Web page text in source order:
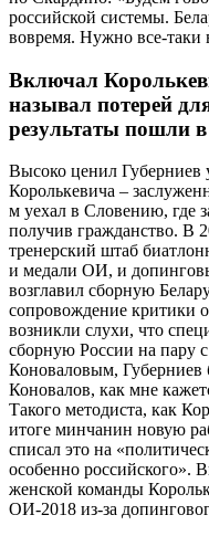
российской системы.
вовремя. Нужно все-таки
Включал
называл потерей
результаты пошли
Высоко ценил
Королькевича –
м уехал в Словению, где
получив гражданство. В
тренерский штаб
и медали ОИ, и
возглавил сборную
сопровождение критики
возникли слухи, что
сборную России на пару
Коноваловым, Губерниев
Коновалов, как мне
Такого методиста, как
итоге минчанин новую
списал это на
особенно российского».
женской команды
ОИ-2018 из-за